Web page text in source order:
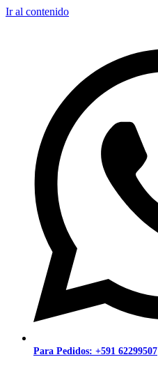
Ir al contenido
Para Pedidos: +591 62299507